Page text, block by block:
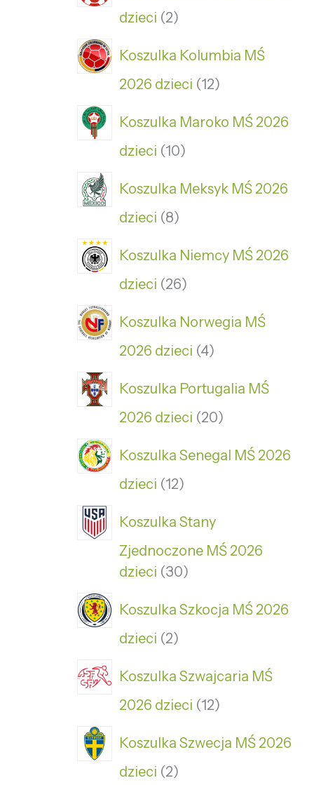
dzieci 2
Koszulka Kolumbia MŚ
2026 dzieci 12
Koszulka Maroko MŚ 2026
dzieci 10
Koszulka Meksyk MŚ 2026
dzieci 8
Koszulka Niemcy MŚ 2026
dzieci 26
Koszulka Norwegia MŚ
2026 dzieci 4
Koszulka Portugalia MŚ
2026 dzieci 20
Koszulka Senegal MŚ 2026
dzieci 12
Koszulka Stany
Zjednoczone MŚ 2026
dzieci 30
Koszulka Szkocja MŚ 2026
dzieci 2
Koszulka Szwajcaria MŚ
2026 dzieci 12
Koszulka Szwecja MŚ 2026
dzieci 2